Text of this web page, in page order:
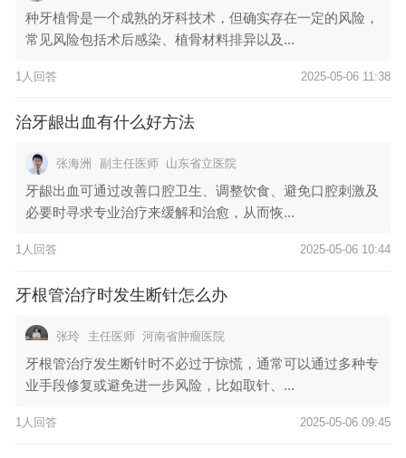
种牙植骨是一个成熟的牙科技术，但确实存在一定的风险，
常见风险包括术后感染、植骨材料排异以及...
1人回答 2025-05-06 11:38
治牙龈出血有什么好方法
张海洲 副主任医师 山东省立医院
牙龈出血可通过改善口腔卫生、调整饮食、避免口腔刺激及
必要时寻求专业治疗来缓解和治愈，从而恢...
1人回答 2025-05-06 10:44
牙根管治疗时发生断针怎么办
张玲 主任医师 河南省肿瘤医院
牙根管治疗发生断针时不必过于惊慌，通常可以通过多种专
业手段修复或避免进一步风险，比如取针、...
1人回答 2025-05-06 09:45